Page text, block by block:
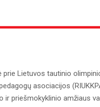
Lietuvos tautinio
asociacijos
ir priešmokyklinio amžiaus